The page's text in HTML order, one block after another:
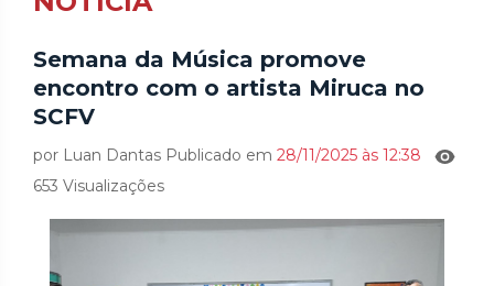
Semana da Música promove
encontro com o artista Miruca no
SCFV
por Luan Dantas Publicado em 28/11/2025 às 12:38
653 Visualizações